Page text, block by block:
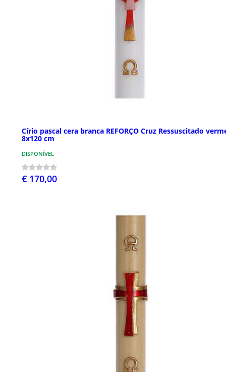
Círio pascal cera branca REFORÇO Cruz Ressuscitado
8x120 cm
DISPONÍVEL
€ 170,00